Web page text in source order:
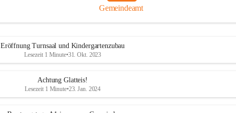
Gemeindeamt
Eröffnung Turnsaal und Kindergartenzubau
Lesezeit 1 Minute•31. Okt. 2023
Achtung Glatteis!
Lesezeit 1 Minute•23. Jan. 2024